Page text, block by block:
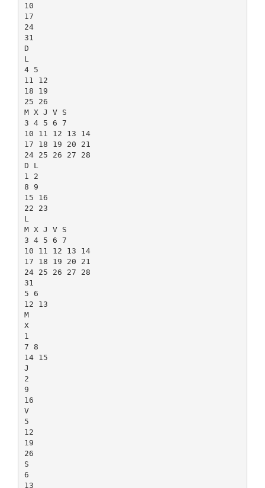
10
17
24
31
D
L
4 5
11 12
18 19
25 26
M X J V S
3 4 5 6 7
10 11 12 13 14
17 18 19 20 21
24 25 26 27 28
D L
1 2
8 9
15 16
22 23
L
M X J V S
3 4 5 6 7
10 11 12 13 14
17 18 19 20 21
24 25 26 27 28
31
5 6
12 13
M
X
1
7 8
14 15
J
2
9
16
V
5
12
19
26
S
6
13